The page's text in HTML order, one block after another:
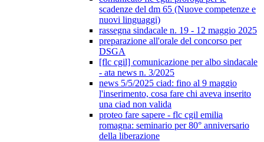
scadenze del dm 65 (Nuove competenze e
nuovi linguaggi)
rassegna sindacale n. 19 - 12 maggio 2025
preparazione all'orale del concorso per
DSGA
[flc cgil] comunicazione per albo sindacale
- ata news n. 3/2025
news 5/5/2025 ciad: fino al 9 maggio
l'inserimento, cosa fare chi aveva inserito
una ciad non valida
proteo fare sapere - flc cgil emilia
romagna: seminario per 80° anniversario
della liberazione